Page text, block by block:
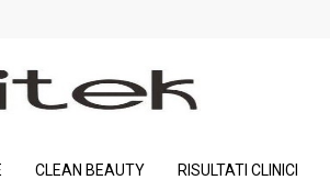
CLEAN BEAUTY RISULTATI CLINICI